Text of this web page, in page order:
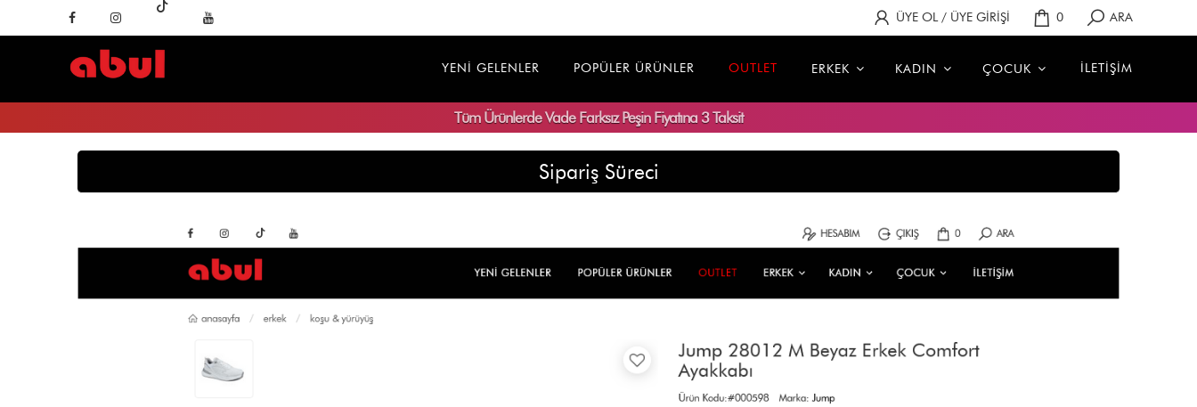
ÜYE OL / ÜYE GİRİŞİ 0 ARA
YENİ GELENLER POPÜLER ÜRÜNLER OUTLET ERKEK KADIN ÇOCUK İLETİŞİM
Tüm ÜrünlerdeVade FarksızPeşin Fiyatına 3 Taksit
Sipariş Süreci